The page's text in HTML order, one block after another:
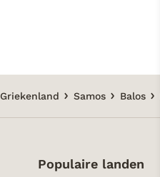
Griekenland Samos Balos
Populaire landen